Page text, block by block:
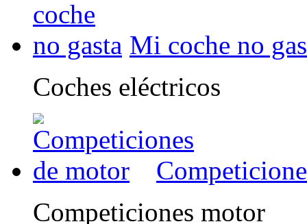
Mi coche no
Coches eléctricos
Competiciones motor